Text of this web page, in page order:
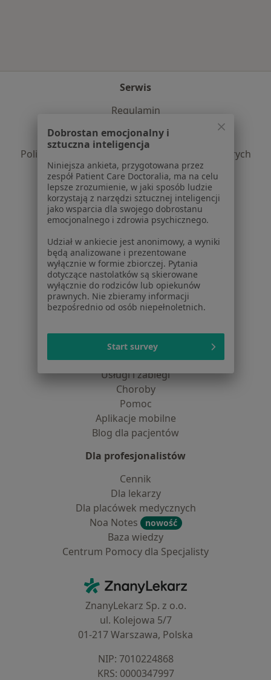
Serwis
Regulamin
Polityka prywatności profesjonalistów
Polityka prywatności dla profesjonalistów, których
dane pozyskaliśmy samodzielnie
Polityka cookies
Jak działają wyniki wyszukiwania
Dostępność
O nas
Praca Rekrutujemy!
Partnerzy
Centrum prasowe
Kontakt
Dla pacjentów
Lekarze
Placówki medyczne
Pytania i odpowiedzi
Usługi i zabiegi
Choroby
Pomoc
Aplikacje mobilne
Blog dla pacjentów
Dla profesjonalistów
Cennik
Dla lekarzy
Dla placówek medycznych
Noa Notes
nowość
Baza wiedzy
Centrum Pomocy dla Specjalisty
ZnanyLekarz - Strona główna
ZnanyLekarz Sp. z o.o.
ul. Kolejowa 5/7
01-217 Warszawa, Polska
NIP: ⁠7010224868
KRS: ⁠0000347997
Dobrostan emocjonalny i
sztuczna inteligencja
Niniejsza ankieta, przygotowana przez
zespół Patient Care Doctoralia, ma na celu
lepsze zrozumienie, w jaki sposób ludzie
korzystają z narzędzi sztucznej inteligencji
jako wsparcia dla swojego dobrostanu
emocjonalnego i zdrowia psychicznego.
Udział w ankiecie jest anonimowy, a wyniki
będą analizowane i prezentowane
wyłącznie w formie zbiorczej. Pytania
dotyczące nastolatków są skierowane
wyłącznie do rodziców lub opiekunów
prawnych. Nie zbieramy informacji
bezpośrednio od osób niepełnoletnich.
Start survey